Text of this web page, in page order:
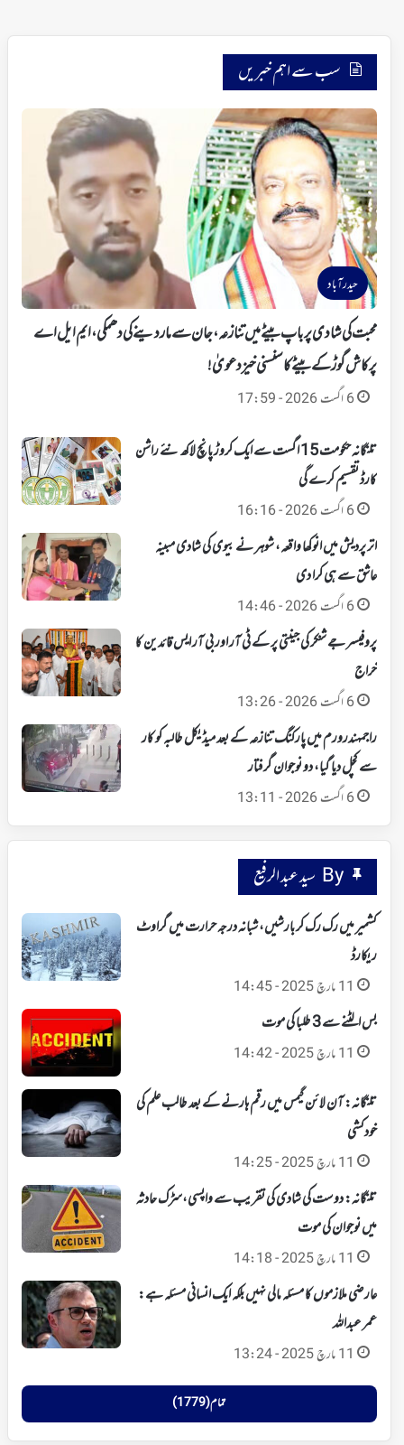
سب سے اہم خبریں
حیدرآباد
محبت کی شادی پر باپ بیٹے میں تنازعہ، جان سے ماردینے کی دھمکی، ایم ایل اے
پرکاش گوڑ کے بیٹے کا سنسنی خیز دعویٰ!
6 اگست 2026 - 17:59
تلنگانہ حکومت 15 اگست سے ایک کروڑ پانچ لاکھ نئے راشن
کارڈ تقسیم کرے گی
6 اگست 2026 - 16:16
اتر پردیش میں انوکھا واقعہ، شوہر نے بیوی کی شادی مبینہ
عاشق سے ہی کرا دی
6 اگست 2026 - 14:46
پروفیسر جے شنکر کی جینتی پر کے ٹی آر اور بی آر ایس قائدین کا
خراج
6 اگست 2026 - 13:26
راجمہندرورم میں پارکنگ تنازعہ کے بعد میڈیکل طالبہ کو کار
سے کچل دیا گیا، دو نوجوان گرفتار
6 اگست 2026 - 13:11
By سید عبد الرفیع
کشمیر میں رک رک کر بارشیں، شبانہ درجہ حرارت میں گراوٹ
ریکارڈ
11 مارچ 2025 - 14:45
بس الٹنے سے 3 طلبا کی موت
11 مارچ 2025 - 14:42
تلنگانہ: آن لائن گیمس میں رقم ہارنے کے بعد طالب علم کی
خودکشی
11 مارچ 2025 - 14:25
تلنگانہ: دوست کی شادی کی تقریب سے واپسی،سڑک حادثہ
میں نوجوان کی موت
11 مارچ 2025 - 14:18
عارضی ملازموں کا مسئلہ مالی نہیں بلکہ ایک انسانی مسئلہ ہے:
عمر عبداللہ
11 مارچ 2025 - 13:24
تمام (1779)